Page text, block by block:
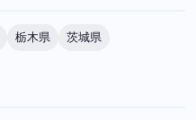
栃木県 茨城県